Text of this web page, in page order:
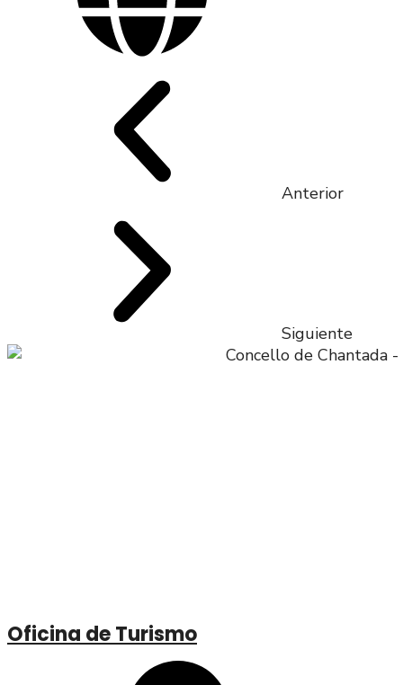
Anterior
Siguiente
Oficina de Turismo